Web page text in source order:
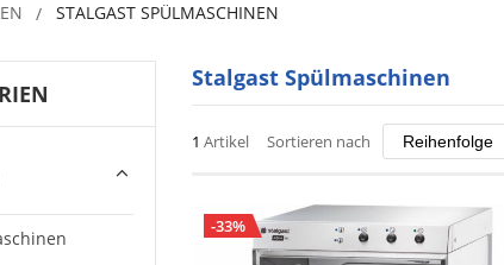
STALGAST SPÜLMASCHINEN
Stalgast Spülmaschinen
1 Artikel Sortieren nach
-33%